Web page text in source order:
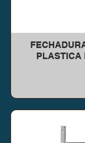
PLASTICA